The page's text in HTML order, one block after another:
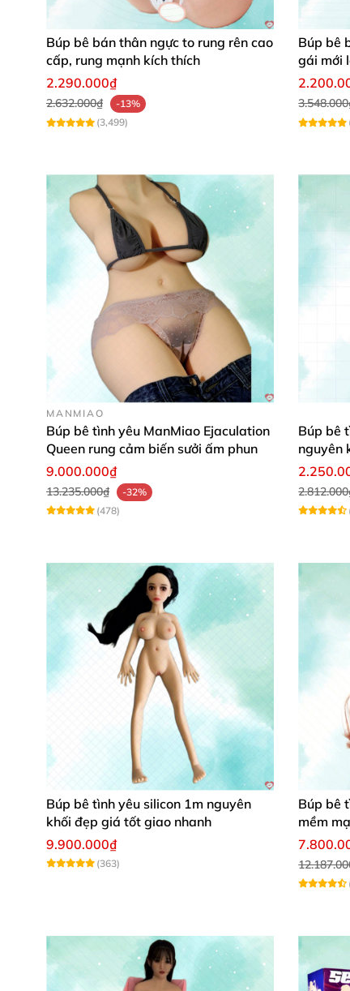
Búp bê bán thân ngực to rung rên cao
cấp, rung mạnh kích thích
2.290.000₫
2.632.000₫
-13%
(3,499)
Búp bê
gái mới
MANMIAO
Búp bê tình yêu ManMiao Ejaculation
Queen rung cảm biến sưởi ấm phun
9.000.000₫
13.235.000₫
-32%
(478)
Búp bê
nguyên
Búp bê tình yêu silicon 1m nguyên
khối đẹp giá tốt giao nhanh
9.900.000₫
(363)
Búp bê
mềm